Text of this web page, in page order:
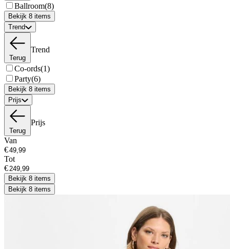
Ballroom(8)
Bekijk 8 items
Trend
Terug
Trend
Co-ords(1)
Party(6)
Bekijk 8 items
Prijs
Terug
Prijs
Van
€
Tot
€
Bekijk 8 items
Bekijk 8 items